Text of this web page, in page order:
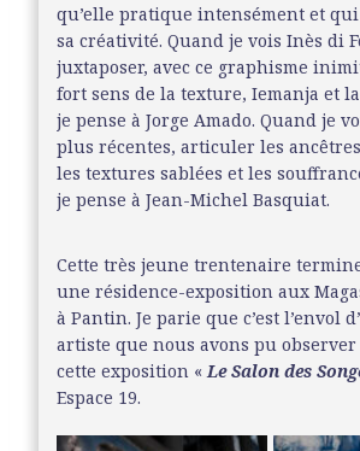
qu’elle pratique intensément et
sa créativité. Quand je vois Inès di
juxtaposer, avec ce graphisme
fort sens de la texture, Iemanja et
je pense à Jorge Amado. Quand je
plus récentes, articuler les
les textures sablées et les
je pense à Jean-Michel Basquiat.
Cette très jeune trentenaire
une résidence-exposition aux
à Pantin. Je parie que c’est l’envol
artiste que nous avons pu
cette exposition «Le Salon des
Espace 19.